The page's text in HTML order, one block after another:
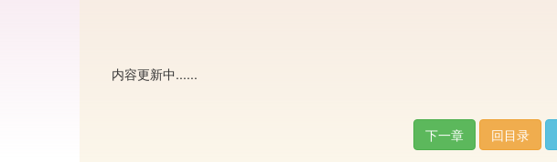
内容更新中......
下一章 回目录